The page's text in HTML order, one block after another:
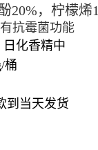
20%，柠檬烯
抗霉菌功能
化香精中
桶
到当天发货